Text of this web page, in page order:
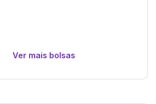
Ver mais bolsas